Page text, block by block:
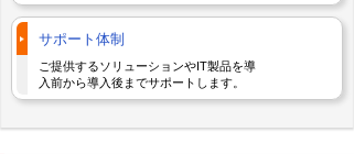
サポート体制
ご提供するソリューションやIT製品を導
入前から導入後までサポートします。